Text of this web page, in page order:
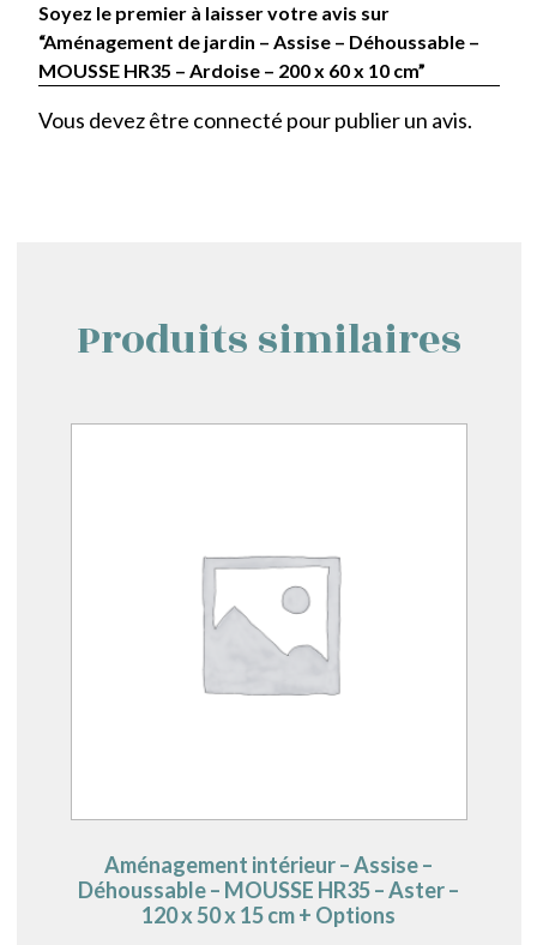
Soyez le premier à laisser votre avis sur
“Aménagement de jardin – Assise – Déhoussable –
MOUSSE HR35 – Ardoise – 200 x 60 x 10 cm”
Vous devez être connecté pour publier un avis.
Produits similaires
Aménagement intérieur – Assise –
Déhoussable – MOUSSE HR35 – Aster –
120 x 50 x 15 cm + Options